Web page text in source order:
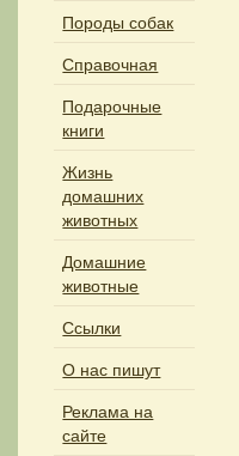
Породы собак
Справочная
Подарочные
книги
Жизнь
домашних
животных
Домашние
животные
Ссылки
О нас пишут
Реклама на
сайте